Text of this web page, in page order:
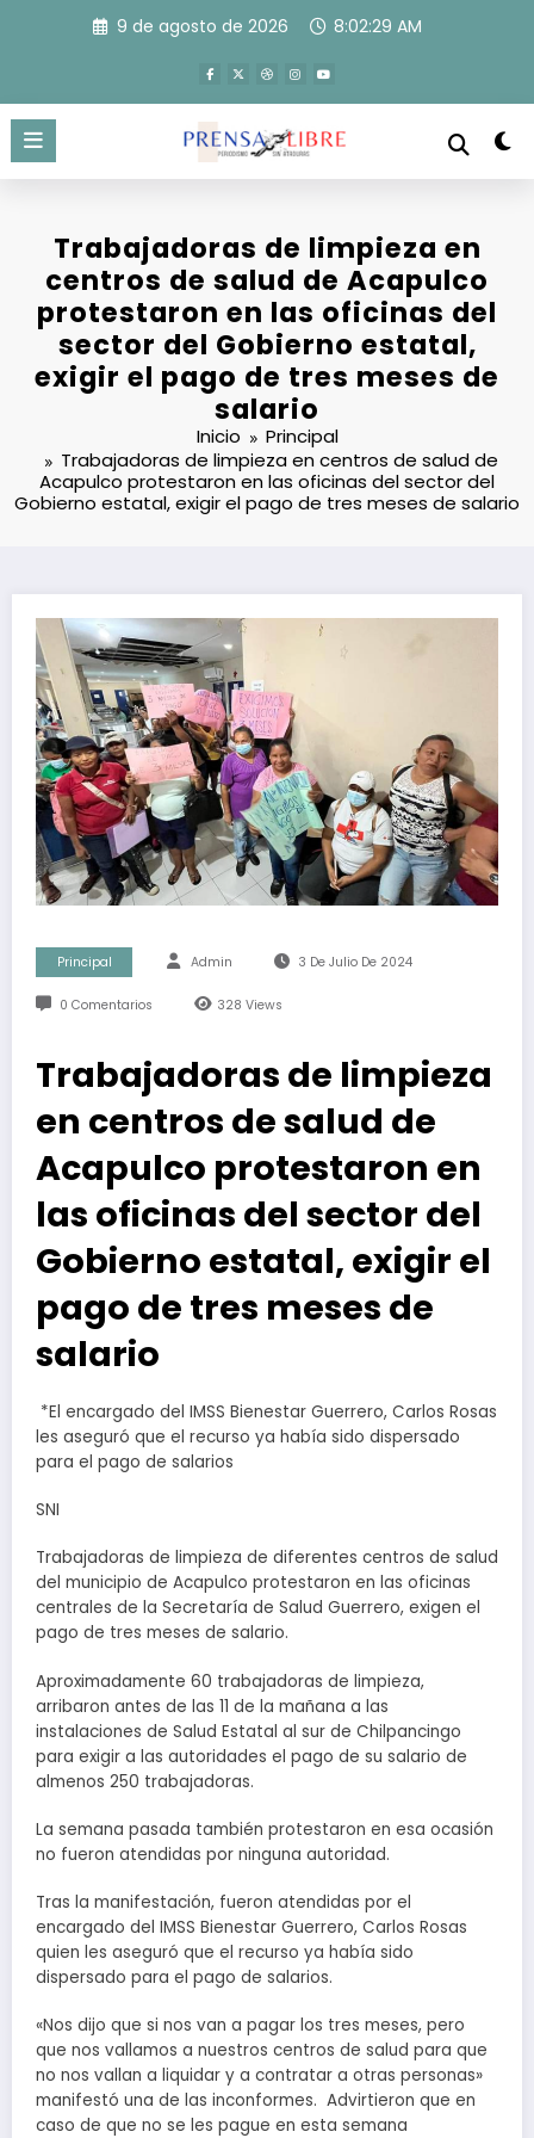
9 de agosto de 2026 8:02:30 AM
Trabajadoras de limpieza en
centros de salud de Acapulco
protestaron en las oficinas del
sector del Gobierno estatal,
exigir el pago de tres meses de
salario
Inicio
Principal
Trabajadoras de limpieza en centros de salud de
Acapulco protestaron en las oficinas del sector del
Gobierno estatal, exigir el pago de tres meses de salario
Principal Admin 3 De Julio De 2024
0 Comentarios 328 Views
Trabajadoras de limpieza
en centros de salud de
Acapulco protestaron en
las oficinas del sector del
Gobierno estatal, exigir el
pago de tres meses de
salario
*El encargado del IMSS Bienestar Guerrero, Carlos Rosas
les aseguró que el recurso ya había sido dispersado
para el pago de salarios
SNI
Trabajadoras de limpieza de diferentes centros de salud
del municipio de Acapulco protestaron en las oficinas
centrales de la Secretaría de Salud Guerrero, exigen el
pago de tres meses de salario.
Aproximadamente 60 trabajadoras de limpieza,
arribaron antes de las 11 de la mañana a las
instalaciones de Salud Estatal al sur de Chilpancingo
para exigir a las autoridades el pago de su salario de
almenos 250 trabajadoras.
La semana pasada también protestaron en esa ocasión
no fueron atendidas por ninguna autoridad.
Tras la manifestación, fueron atendidas por el
encargado del IMSS Bienestar Guerrero, Carlos Rosas
quien les aseguró que el recurso ya había sido
dispersado para el pago de salarios.
«Nos dijo que si nos van a pagar los tres meses, pero
que nos vallamos a nuestros centros de salud para que
no nos vallan a liquidar y a contratar a otras personas»
manifestó una de las inconformes. Advirtieron que en
caso de que no se les pague en esta semana